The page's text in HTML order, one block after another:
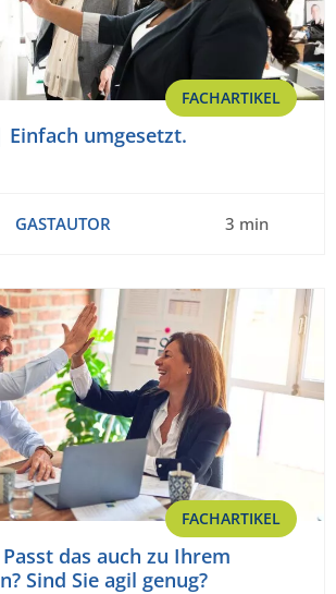
FACHARTIKEL
Einfach umgesetzt.
GASTAUTOR 3 min
FACHARTIKEL
das auch zu Ihrem
Sind Sie agil genug?